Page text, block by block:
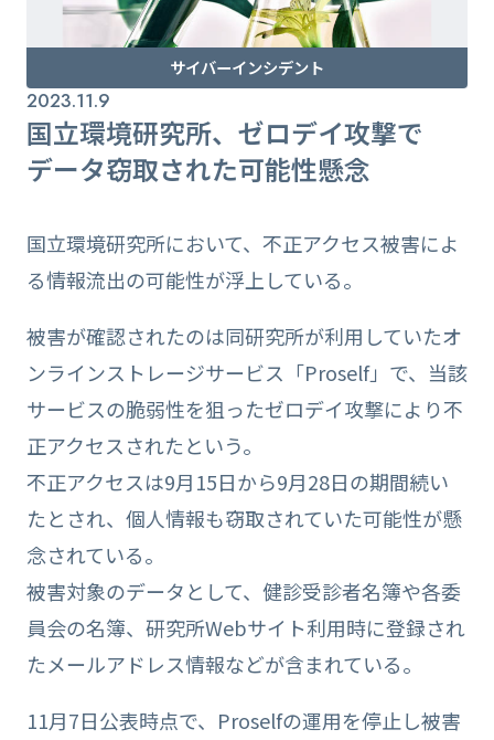
サイバーインシデント
2023.11.9
国立環境研究所、ゼロデイ攻撃で
データ窃取された可能性懸念
国立環境研究所において、不正アクセス被害によ
る情報流出の可能性が浮上している。
被害が確認されたのは同研究所が利用していたオ
ンラインストレージサービス「Proself」で、当該
サービスの脆弱性を狙ったゼロデイ攻撃により不
正アクセスされたという。
不正アクセスは9月15日から9月28日の期間続い
たとされ、個人情報も窃取されていた可能性が懸
念されている。
被害対象のデータとして、健診受診者名簿や各委
員会の名簿、研究所Webサイト利用時に登録され
たメールアドレス情報などが含まれている。
11月7日公表時点で、Proselfの運用を停止し被害